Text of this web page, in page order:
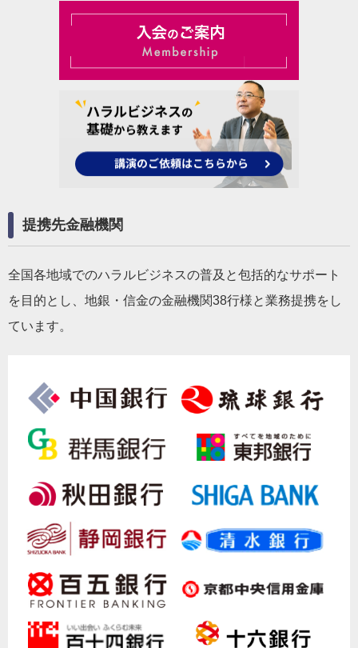
提携先金融機関
全国各地域でのハラルビジネスの普及と包括的なサポート
を目的とし、地銀・信金の金融機関38行様と業務提携をし
ています。